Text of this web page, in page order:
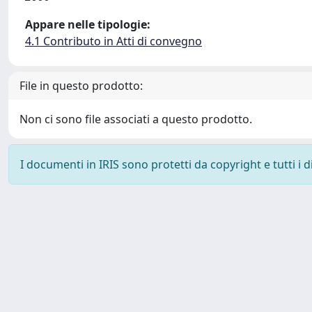
Appare nelle tipologie:
4.1 Contributo in Atti di convegno
File in questo prodotto:
Non ci sono file associati a questo prodotto.
I documenti in IRIS sono protetti da copyright e tutti i